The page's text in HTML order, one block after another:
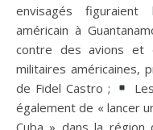
envisagés figuraient
américain à
contre des avions et
militaires américaines,
de Fidel Castro ;
également de « lancer
Cuba » dans la région